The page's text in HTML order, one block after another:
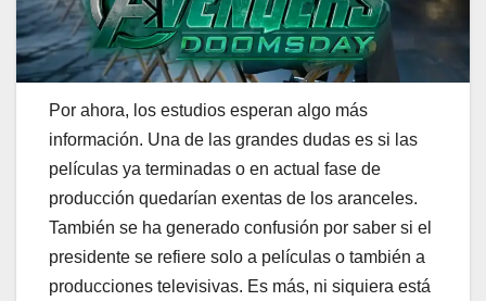
Por ahora, los estudios esperan algo más
información. Una de las grandes dudas es si las
películas ya terminadas o en actual fase de
producción quedarían exentas de los aranceles.
También se ha generado confusión por saber si el
presidente se refiere solo a películas o también a
producciones televisivas. Es más, ni siquiera está